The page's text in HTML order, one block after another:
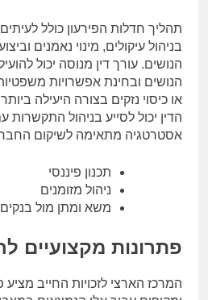
תהליך חדלות הפירעון כולל
בניהול עיקולים, מינוי נאמנים
הנושים. עורך דין מנוסה יכול
הנושים ובחינת אפשרויות
או כיסוי נזקים בצורה היעילה
הדין יכול לסייע בניהול התקשרות
אסטרטגיה מתאימה לשיקום
תכנון פיננסי
ניהול מזומנים
משא ומתן מול בנקים
פתרונות מקצועיים
המרכז הארצי לזכויות החייב מציע